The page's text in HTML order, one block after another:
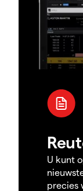
U kunt
precies